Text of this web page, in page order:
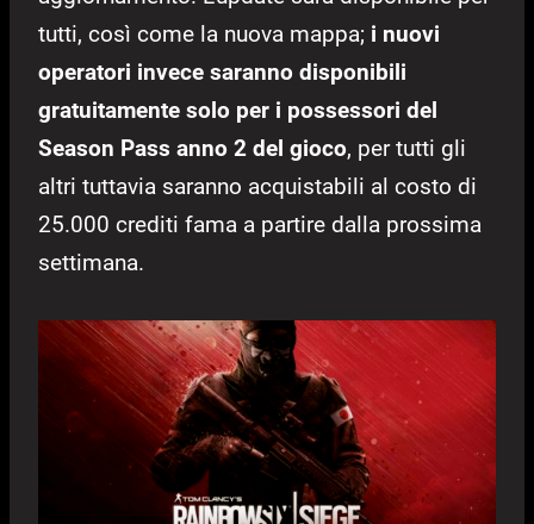
tutti, così come la nuova mappa; i nuovi
operatori invece saranno disponibili
gratuitamente solo per i possessori del
Season Pass anno 2 del gioco, per tutti gli
altri tuttavia saranno acquistabili al costo di
25.000 crediti fama a partire dalla prossima
settimana.